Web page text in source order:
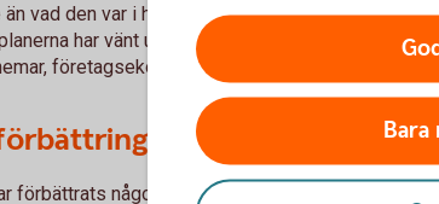
vad den var i höstas. Orderingången,
har vänt upp – men vi befinner fortsatt på
företagsekonom på Swedbank.
i lönsamheten
förbättrats något jämfört med tidigare år. I vårens
Bara